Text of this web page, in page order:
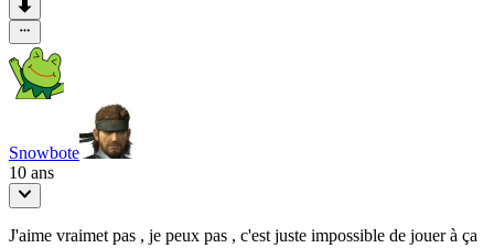
Snowbote
10 ans
J'aime vraimet pas , je peux pas , c'est juste impossible de jouer à ça